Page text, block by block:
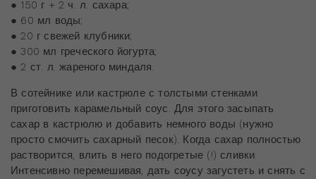
● 150 г + 2 ч. л. сахара;
● 60 мл воды;
● 20 г свежей клубники;
● 300 мл греческого йогурта;
● 2 ст. л. жареного миндаля.
В сотейнике или кастрюле с толстыми стенками
приготовить карамельный соус. Для этого засыпать
сахар в кастрюлю и добавить немного воды (нужно
просто смочить сахарный песок). Когда сахар полностью
растворится, влить в него подогретые (!) сливки.
Интенсивно перемешивая, дать соусу загустеть и снять с